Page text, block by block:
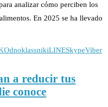
analizar cómo perciben los
En 2025 se ha llevado
OdnoklassnikiLINESkypeViber
a reducir tus
conoce